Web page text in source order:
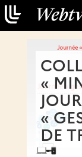
«
«
DE